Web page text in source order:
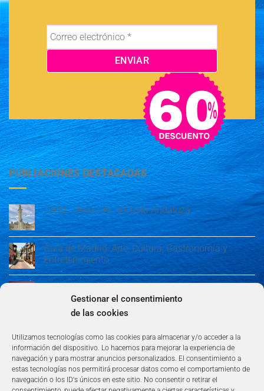
Gestionar el consentimiento
de las cookies
Utilizamos tecnologías como las cookies para almacenar y/o acceder a la
información del dispositivo. Lo hacemos para mejorar la experiencia de
navegación y para mostrar anuncios personalizados. El consentimiento a
estas tecnologías nos permitirá procesar datos como el comportamiento de
navegación o los ID's únicos en este sitio. No consentir o retirar el
PUBLIACIONES DESTACADAS
Cádiz: Tesoro en la Costa Andaluza
Guía de Madrid: Arte, Cultura, Gastronomía y
Entretenimiento
Guía de Madrid: Arte, Cultura, Gastronomía y
Entretenimiento